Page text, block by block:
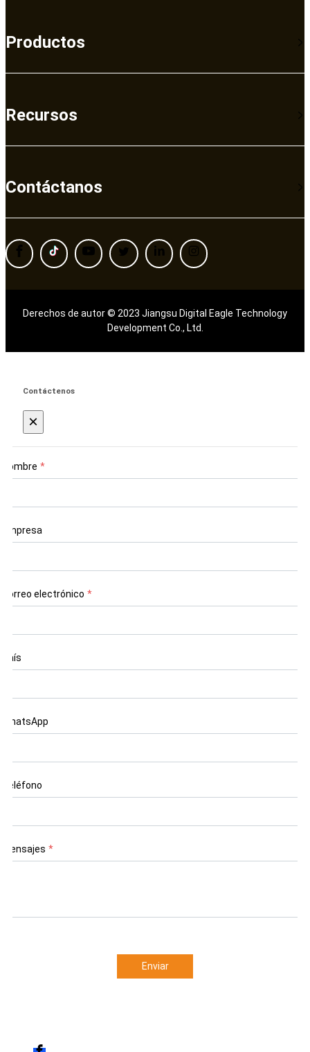
Productos
Recursos
Contáctanos
Derechos de autor © 2023 Jiangsu Digital Eagle Technology
Development Co., Ltd.
Contáctenos
×
Nombre *
Empresa
Correo electrónico *
País
WhatsApp
Teléfono
Mensajes *
Enviar